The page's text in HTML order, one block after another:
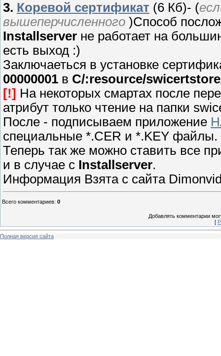
3. Коревой сертификат (6 Кб)- (
вышеперчисленного )Способ
Installserver не работает на
есть выход :)
Заключаеться в установке
00000001 в C/:resource/
[!] На некоторых смартах после
атрибут только чтение на папки
После - подписываем приложение
специальные *.CER и *.KEY файлы.
Теперь так же можно ставить все
и в случае с Installserver.
Информация Взята с сайта
Всего комментариев: 0
Добавлять комментарии
[
Полная версия сайта